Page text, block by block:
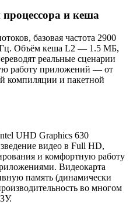
и кеша
базовая частота 2900
Объём кеша L2 — 1.5 МБ,
реальные сценарии
работу приложений — от
компиляции и пакетной
UHD Graphics 630
видео в Full HD,
и комфортную работу
Видеокарта
память (динамически
во многом